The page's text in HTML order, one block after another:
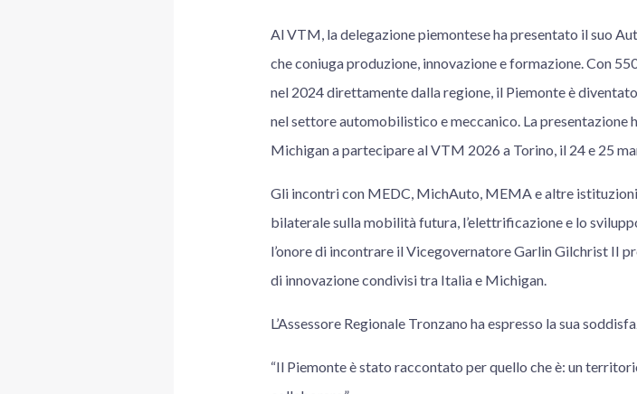
Al VTM, la delegazione piemontese ha presentato il suo
che coniuga produzione, innovazione e formazione. Con
nel 2024 direttamente dalla regione, il Piemonte è
nel settore automobilistico e meccanico. La presentazione
Michigan a partecipare al VTM 2026 a Torino, il 24 e 25
Gli incontri con MEDC, MichAuto, MEMA e altre
bilaterale sulla mobilità futura, l’elettrificazione e lo
l’onore di incontrare il Vicegovernatore Garlin Gilchrist II
di innovazione condivisi tra Italia e Michigan.
L’Assessore Regionale Tronzano ha espresso la sua
“Il Piemonte è stato raccontato per quello che è: un